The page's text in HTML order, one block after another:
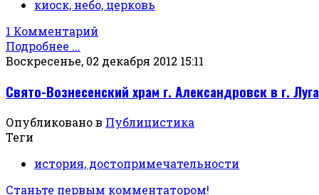
киоск, небо, церковь
1 Комментарий
Подробнее ...
Воскресенье, 02 декабря 2012 15:11
Свято-Вознесенский храм г. Александровск в г.
Опубликовано в Публицистика
Теги
история, достопримечательности
Станьте первым комментатором!